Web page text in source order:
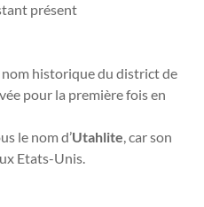
présent
nom historique du district de
pour la première fois en
le nom d’Utahlite, car son
Etats-Unis.